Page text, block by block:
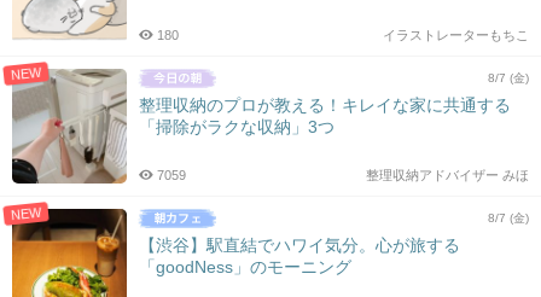
イラストレーターもちこ
180
NEW 8/7 (金)
整理収納のプロが教える！キレイな家に共通する
「掃除がラクな収納」3つ
整理収納アドバイザー みほ
7059
NEW 8/7 (金)
【渋谷】駅直結でハワイ気分。心が旅する
「goodNess」のモーニング